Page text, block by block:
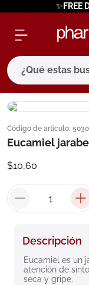
✨FREE
¿Qué estas
Código de artículo:
Eucamiel
$10,60
Descripción
Eucamiel es un
atención de
seca y gripe.
términos
1. eucerin
pilexil
5. cerave
6 degraler
7 . isdin
8. roche posay